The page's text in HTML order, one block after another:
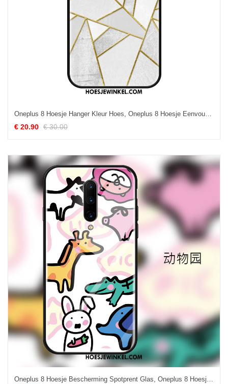
Oneplus 8 Hoesje Hanger Kleur Hoes, Oneplus 8 Hoesje Eenvoudige Mode
€ 20.90 € 30.00
Oneplus 8 Hoesje Bescherming Spotprent Glas, Oneplus 8 Hoesje Mooie Hoes